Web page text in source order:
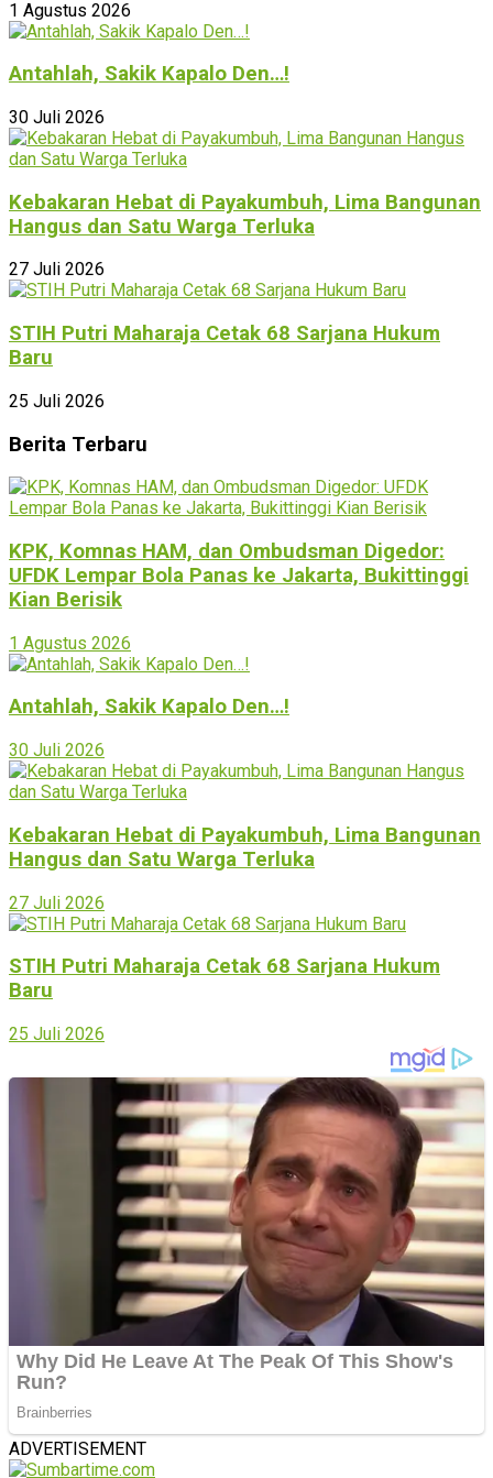
1 Agustus 2026
Antahlah, Sakik Kapalo Den…!
30 Juli 2026
Kebakaran Hebat di Payakumbuh, Lima Bangunan
Hangus dan Satu Warga Terluka
27 Juli 2026
STIH Putri Maharaja Cetak 68 Sarjana Hukum
Baru
25 Juli 2026
Berita Terbaru
KPK, Komnas HAM, dan Ombudsman Digedor:
UFDK Lempar Bola Panas ke Jakarta, Bukittinggi
Kian Berisik
1 Agustus 2026
Antahlah, Sakik Kapalo Den…!
30 Juli 2026
Kebakaran Hebat di Payakumbuh, Lima Bangunan
Hangus dan Satu Warga Terluka
27 Juli 2026
STIH Putri Maharaja Cetak 68 Sarjana Hukum
Baru
25 Juli 2026
ADVERTISEMENT